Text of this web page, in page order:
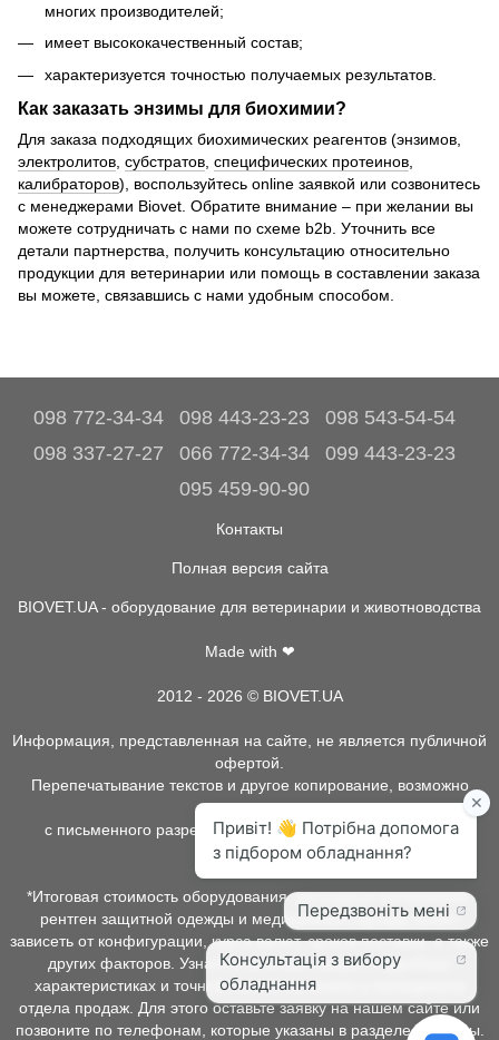
многих производителей;
имеет высококачественный состав;
характеризуется точностью получаемых результатов.
Как заказать энзимы для биохимии?
Для заказа подходящих биохимических реагентов (энзимов,
электролитов, субстратов, специфических протеинов,
калибраторов), воспользуйтесь online заявкой или созвонитесь
с менеджерами Biovet. Обратите внимание – при желании вы
можете сотрудничать с нами по схеме b2b. Уточнить все
детали партнерства, получить консультацию относительно
продукции для ветеринарии или помощь в составлении заказа
вы можете, связавшись с нами удобным способом.
098 772-34-34 098 443-23-23
098 543-54-54
098 337-27-27
066 772-34-34
099 443-23-23
095 459-90-90
Контакты
Полная версия сайта
BIOVET.UA - оборудование для ветеринарии и животноводства
Made with ❤
2012 - 2026 © BIOVET.UA
Информация, представленная на сайте, не является публичной
офертой.
Перепечатывание текстов и другое копирование, возможно
только
с письменного разрешения администрации BIOVET.UA.
*Итоговая стоимость оборудования, расходных материалов,
рентген защитной одежды и медицинской одежды может
зависеть от конфигурации, курса валют, сроков поставки, а также
других факторов. Узнать о наличии товара, подробных
характеристиках и точной стоимости можно у менеджеров
отдела продаж. Для этого оставьте заявку на нашем сайте или
позвоните по телефонам, которые указаны в разделе контакты.